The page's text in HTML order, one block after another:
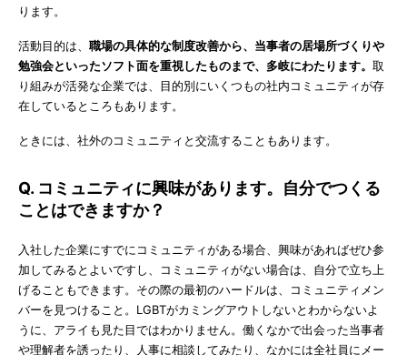
ります。
活動目的は、 職場の具体的な制度改善から、当事者の居場所づくりや
勉強会といったソフト面を重視したものまで、多岐にわたります。 取
り組みが活発な企業では、目的別にいくつもの社内コミュニティが存
在しているところもあります。
ときには、社外のコミュニティと交流することもあります。
Q. コミュニティに興味があります。自分でつくる
ことはできますか？
入社した企業にすでにコミュニティがある場合、興味があればぜひ参
加してみるとよいですし、コミュニティがない場合は、自分で立ち上
げることもできます。その際の最初のハードルは、コミュニティメン
バーを見つけること。LGBTがカミングアウトしないとわからないよ
うに、アライも見た目ではわかりません。働くなかで出会った当事者
や理解者を誘ったり、人事に相談してみたり、なかには全社員にメー